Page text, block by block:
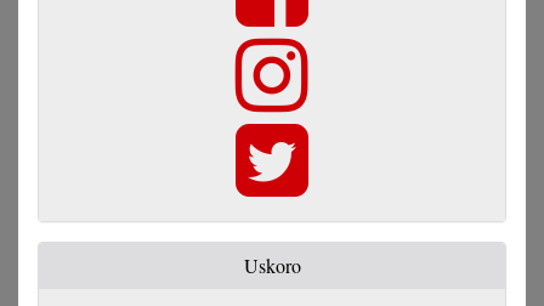
Uskoro